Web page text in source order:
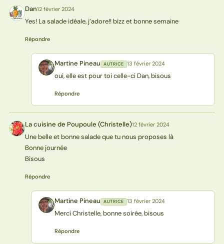
D Dan12 février 2024
Yes! La salade idéale, j’adore!! bizz et bonne semaine
Répondre
MP Martine Pineau AUTRICE 13 février 2024
oui, elle est pour toi celle-ci Dan, bisous
Répondre
L( La cuisine de Poupoule (Christelle)12 février 2024
Une belle et bonne salade que tu nous proposes là
Bonne journée
Bisous
Répondre
MP Martine Pineau AUTRICE 13 février 2024
Merci Christelle, bonne soirée, bisous
Répondre